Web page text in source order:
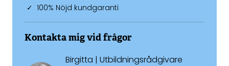
100% Nöjd kundgaranti
Kontakta mig vid frågor
Birgitta | Utbildningsrådgivare